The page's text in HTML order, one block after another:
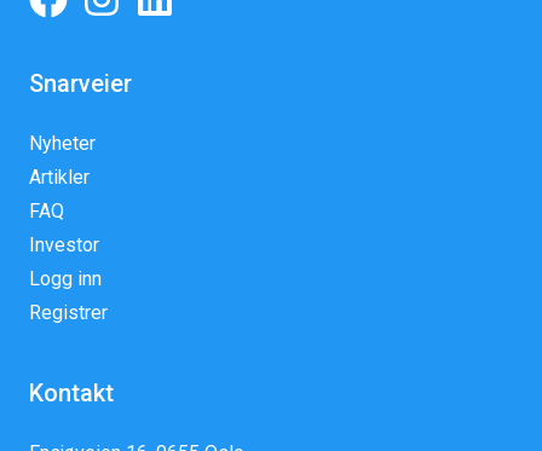
Snarveier
Nyheter
Artikler
FAQ
Investor
Logg inn
Registrer
Kontakt